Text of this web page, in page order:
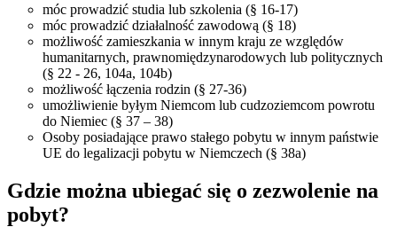
móc prowadzić studia lub szkolenia (§ 16-17)
móc prowadzić działalność zawodową (§ 18)
możliwość zamieszkania w innym kraju ze względów
humanitarnych, prawnomiędzynarodowych lub politycznych
(§ 22 - 26, 104a, 104b)
możliwość łączenia rodzin (§ 27-36)
umożliwienie byłym Niemcom lub cudzoziemcom powrotu
do Niemiec (§ 37 – 38)
Osoby posiadające prawo stałego pobytu w innym państwie
UE do legalizacji pobytu w Niemczech (§ 38a)
Gdzie można ubiegać się o zezwolenie na
pobyt?